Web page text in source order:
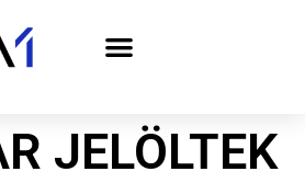
JELÖLTEK